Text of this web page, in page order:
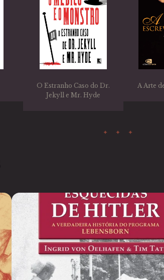
O Estranho Caso do Dr.
Jekyll e Mr. Hyde
A Arte